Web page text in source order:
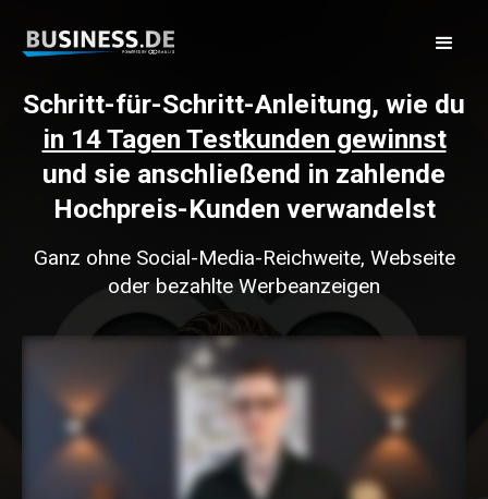
Schritt-für-Schritt-Anleitung, wie du
in 14 Tagen Testkunden gewinnst
und sie anschließend in zahlende
Hochpreis-Kunden verwandelst
Ganz ohne Social-Media-Reichweite, Webseite
oder bezahlte Werbeanzeigen